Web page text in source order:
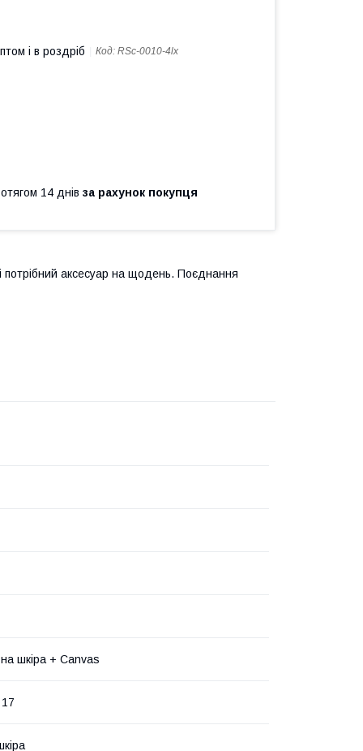
і в роздріб Код: RSc-0010-4lx
14 днів за рахунок покупця
потрібний аксесуар на щодень. Поєднання
шкіра + Canvas